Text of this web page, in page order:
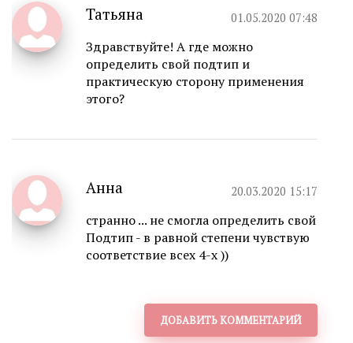
Татьяна 01.05.2020 07:48
Здравствуйте! А где можно
определить свой подтип и
практическую сторону применения
этого?
Анна 20.03.2020 15:17
странно ... не смогла определить свой
Подтип - в равной степени чувствую
соответствие всех 4-х ))
ДОБАВИТЬ КОММЕНТАРИЙ